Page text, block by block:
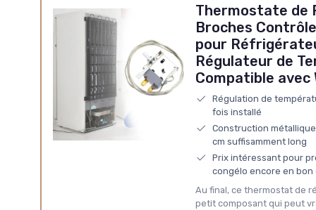
Thermostate de
Broches
pour
Régulateur de
Compatible avec
Régulation de
fois installé
Construction
cm suffisamment long
Prix intéressant pour
congélo encore en bon
Au final, ce thermostat de
petit composant qui peut